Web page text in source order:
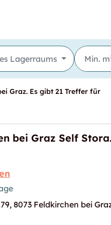
Lagerraums
Graz. Es gibt 21 Treffer für
mieten" bei Graz
In
8073 Feldkirchen bei